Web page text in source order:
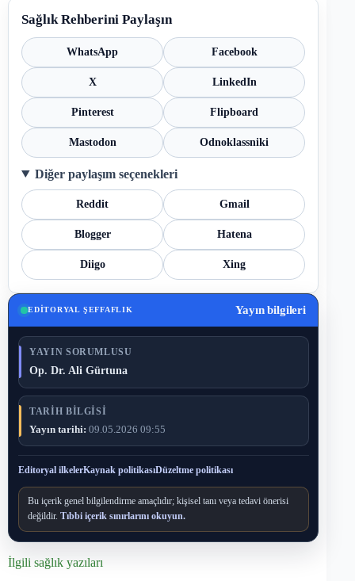
Sağlık Rehberini Paylaşın
WhatsApp Facebook
X LinkedIn
Pinterest Flipboard
Mastodon Odnoklassniki
Diğer paylaşım seçenekleri
Reddit Gmail
Blogger Hatena
Diigo Xing
EDITORYAL ŞEFFAFLIK Yayın bilgileri
YAYIN SORUMLUSU
Op. Dr. Ali Gürtuna
TARIH BILGISI
Yayın tarihi: 09.05.2026 09:55
Editoryal ilkelerKaynak politikasıDüzeltme politikası
Bu içerik genel bilgilendirme amaçlıdır; kişisel tanı veya tedavi önerisi
değildir. Tıbbi içerik sınırlarını okuyun.
İlgili sağlık yazıları